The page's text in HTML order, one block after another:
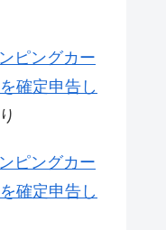
ピングカー
確定申告し
ピングカー
確定申告し